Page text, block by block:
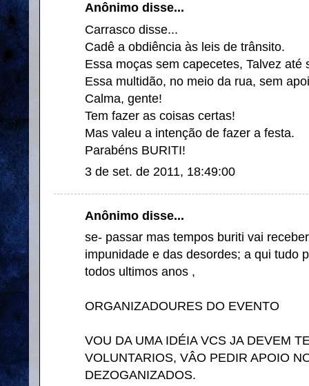
Anônimo disse...
Carrasco disse...
Cadê a obdiência às leis de trânsito.
Essa moças sem capecetes, Talvez até
Essa multidão, no meio da rua, sem
Calma, gente!
Tem fazer as coisas certas!
Mas valeu a intenção de fazer a festa.
Parabéns BURITI!
3 de set. de 2011, 18:49:00
Anônimo disse...
se- passar mas tempos buriti vai
impunidade e das desordes; a qui tudo
todos ultimos anos ,
ORGANIZADOURES DO EVENTO
VOU DA UMA IDÉIA VCS JA DEVEM
VOLUNTARIOS, VÂO PEDIR APOIO
DEZOGANIZADOS.